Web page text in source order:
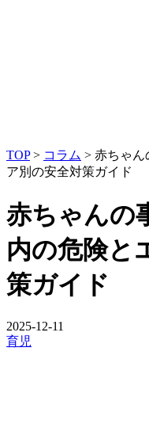
TOP > コラム > 赤ちゃん
ア別の安全対策ガイド
赤ちゃんの
内の危険と
策ガイド
2025-12-11
育児